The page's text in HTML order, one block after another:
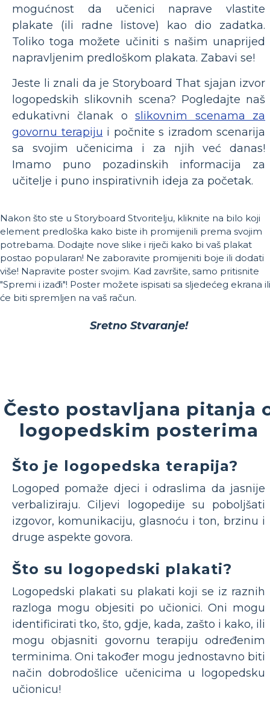
mogućnost da učenici naprave vlastite
plakate (ili radne listove) kao dio zadatka.
Toliko toga možete učiniti s našim unaprijed
napravljenim predloškom plakata. Zabavi se!
Jeste li znali da je Storyboard That sjajan izvor
logopedskih slikovnih scena? Pogledajte naš
edukativni članak oslikovnim scenama za
govornu terapiju i počnite s izradom scenarija
sa svojim učenicima i za njih već danas!
Imamo puno pozadinskih informacija za
učitelje i puno inspirativnih ideja za početak.
Nakon što ste u Storyboard Stvoritelju, kliknite na bilo koji
element predloška kako biste ih promijenili prema svojim
potrebama. Dodajte nove slike i riječi kako bi vaš plakat
postao popularan! Ne zaboravite promijeniti boje ili dodati
više! Napravite poster svojim. Kad završite, samo pritisnite
"Spremi i izađi"! Poster možete ispisati sa sljedećeg ekrana ili
će biti spremljen na vaš račun.
Sretno Stvaranje!
Često postavljana pitanja
logopedskim posterima
Što je logopedska terapija?
Logoped pomaže djeci i odraslima da jasnije
verbaliziraju. Ciljevi logopedije su poboljšati
izgovor, komunikaciju, glasnoću i ton, brzinu i
druge aspekte govora.
Što su logopedski plakati?
Logopedski plakati su plakati koji se iz raznih
razloga mogu objesiti po učionici. Oni mogu
identificirati tko, što, gdje, kada, zašto i kako, ili
mogu objasniti govornu terapiju određenim
terminima. Oni također mogu jednostavno biti
način dobrodošlice učenicima u logopedsku
učionicu!